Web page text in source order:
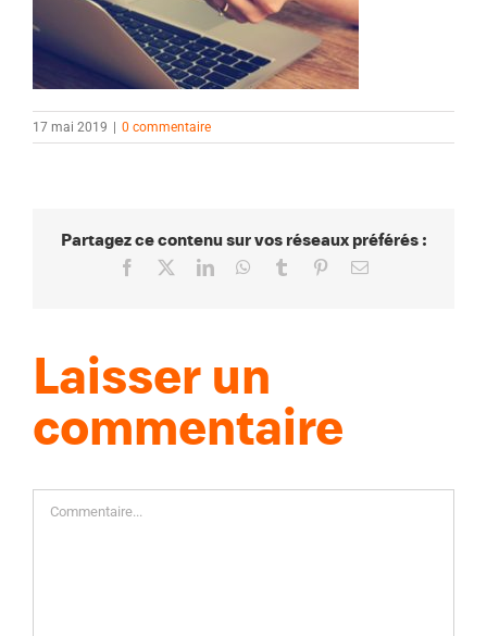
17 mai 2019 0 commentaire
Partagez ce contenu sur vos réseaux préférés :
Facebook LinkedInWhatsApp
Tumblr PinterestEmail
Laisser un
commentaire
Commentaire